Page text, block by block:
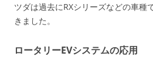
ツダは過去にRXシリーズなどの車種
きました。
ロータリーEVシステムの応用